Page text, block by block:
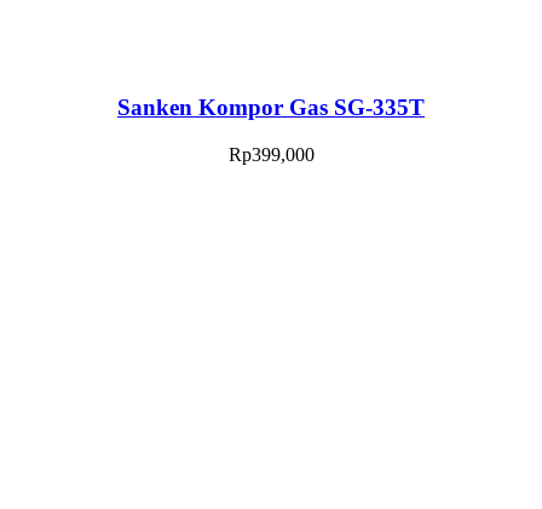
Sanken Kompor Gas SG-335T
Rp399,000